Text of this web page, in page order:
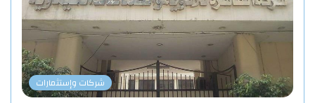
شركات وإستثمارات